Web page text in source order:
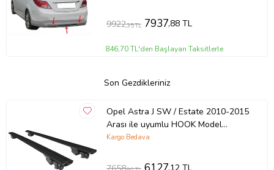
9922,35 TL 7937,88 TL
846,70 TL'den Başlayan Taksitlerle
Son Gezdikleriniz
Opel Astra J SW / Estate 2010-2015
Arası ile uyumlu HOOK Model
Anahtar Kilitli Ara Atkı Tavan Barı
Kargo Bedava